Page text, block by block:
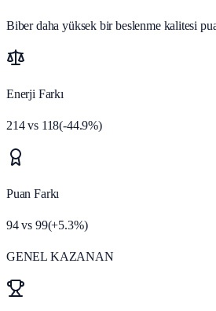
Biber daha yüksek bir beslenme kalitesi
Enerji Farkı
214vs 118(-44.9%)
Puan Farkı
94vs 99(+5.3%)
GENEL KAZANAN